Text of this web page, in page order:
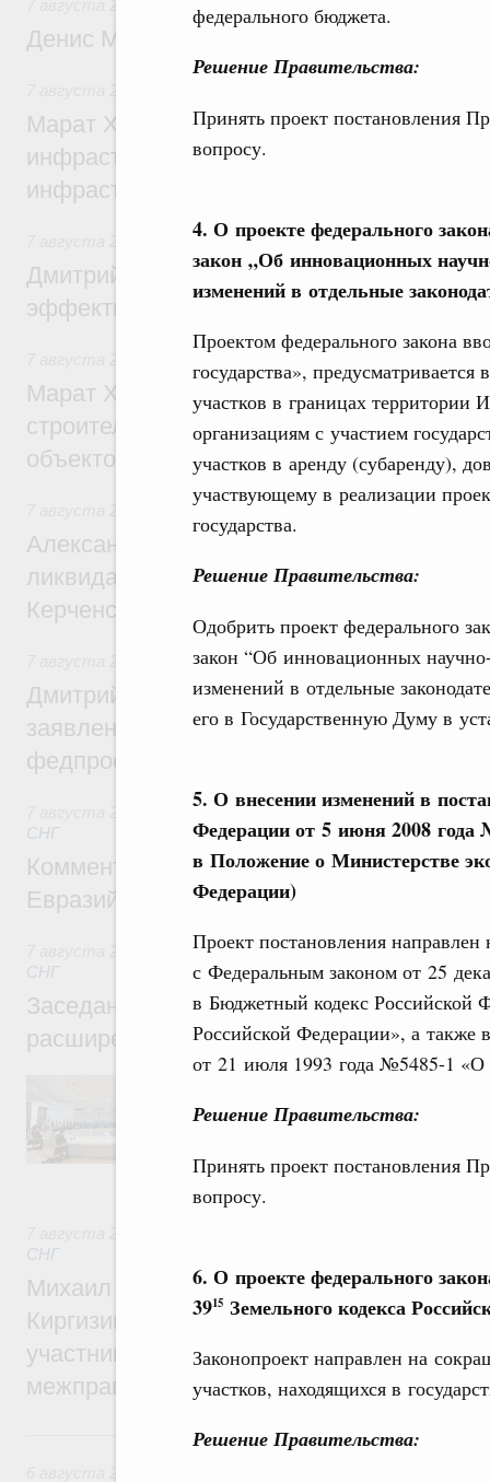
федерального бюджета.
Решение Правительства:
Принять проект постановления
вопросу.
4. О проекте федерального
закон „Об инновационных
изменений в отдельные
Проектом федерального закона
государства»,
участков в границах
организациям с участием
участков в аренду (субаренду),
участвующему в реализации
государства.
Решение Правительства:
Одобрить проект федерального
закон “Об инновационных
изменений в отдельные
его в Государственную Думу в
5. О внесении изменений в
Федерации от 5 июня 2008 года
в Положение о Министерстве
Федерации)
Проект постановления
с Федеральным законом от 25
в Бюджетный кодекс Российской
Российской Федерации», а также
от 21 июля 1993 года №5485-1 «О
Решение Правительства:
Принять проект постановления
вопросу.
6. О проекте федерального
3915 Земельного кодекса
Законопроект направлен на
участков, находящихся в
Решение Правительства:
Денис Мантуров посетил Ярославскую
Марат Хуснуллин: 15 объектов
инфраструктуры построили и обновили
инфраструктурным кредитам
Развитие сельских территорий
Дмитрий Патрушев: Синхронизация
эффективность поддержки сельских
Марат Хуснуллин: «Единый заказчик»
строительство и реконструкцию более
объектов
Чрезвычайные ситуации и ликвидация их
Александр Козлов провёл заседание
ликвидации последствий чрезвычайной
Керченском проливе
Среднее профессиональное образование
Дмитрий Чернышенко: Установлен
заявлений от абитуриентов колледжей и
федпроекта «Профессионалитет»
Евразийский экономический союз.
СНГ
Комментарий Алексея Оверчука по
Евразийского межправительственного
Евразийский экономический союз.
СНГ
Заседание Евразийского
расширенном составе
регулирования и администрирования,
железнодорожных перевозок,
рынка.
СНГ
Михаил Мишустин принял участие во
Киргизии Садыра Жапарова с главами
участников заседания Евразийского
межправительственного совета
6 августа, четверг